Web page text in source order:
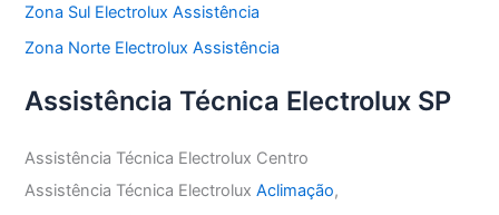
Zona Sul Electrolux Assistência
Zona Norte Electrolux Assistência
Assistência Técnica Electrolux SP
Assistência Técnica Electrolux Centro
Assistência Técnica ElectroluxAclimação,